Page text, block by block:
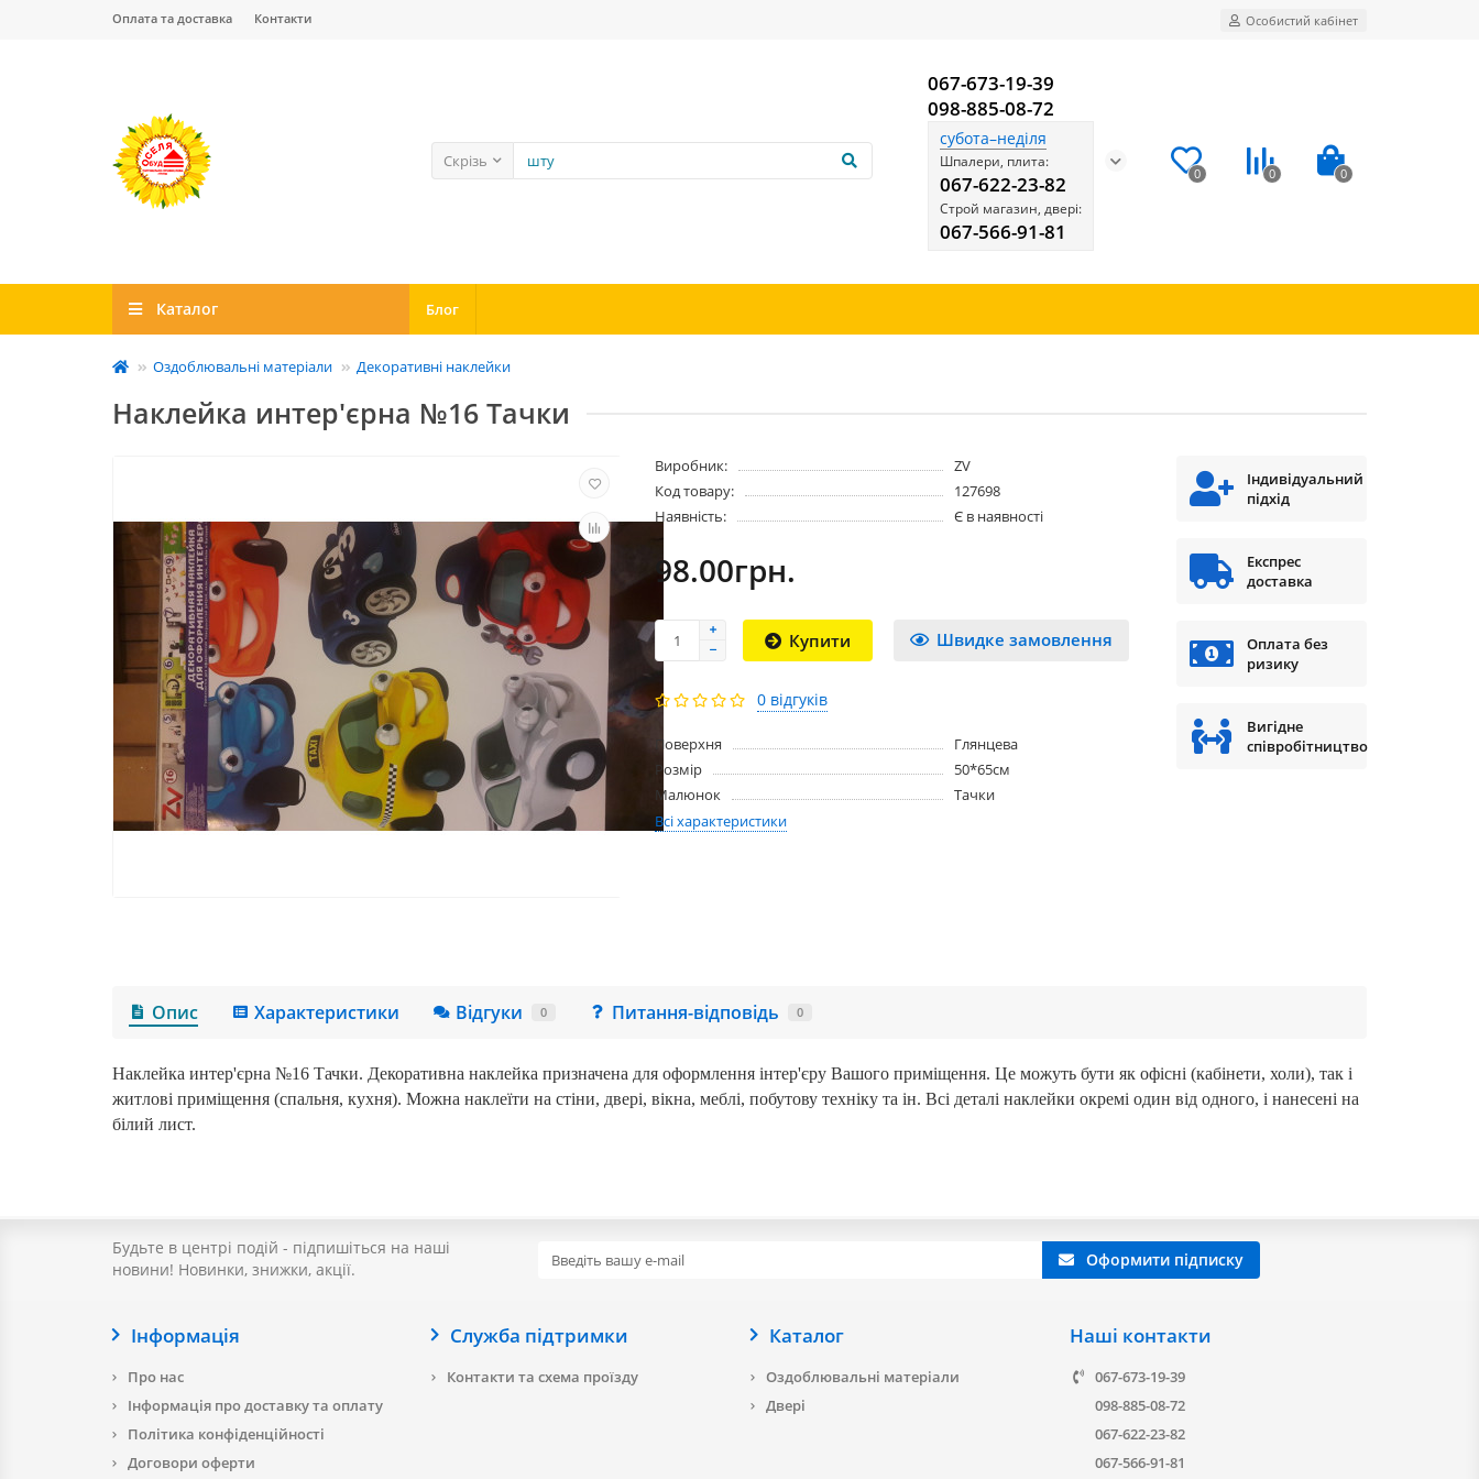
Оплата та доставка Контакти Особистий кабінет
Скрізь
067-673-19-39
098-885-08-72
субота–неділя
Шпалери, плита:
067-622-23-82
Строй магазин, двері:
067-566-91-81
0 0 0
Каталог Блог
Оздоблювальні матеріали Декоративні наклейки
Наклейка интер'єрна №16 Тачки
Виробник:
ZV
Код товару:
127698
Наявність:
Є в наявності
98.00грн.
Купити Швидке замовлення
0 відгуків
Поверхня
Глянцева
Розмір
50*65см
Малюнок
Тачки
Всі характеристики
Індивідуальний
підхід
Експрес
доставка
Оплата без
ризику
Вигідне
співробітництво
Опис Характеристики Відгуки 0 Питання-відповідь 0
Наклейка интер'єрна №16 Тачки. Декоративна наклейка призначена для оформлення інтер'єру Вашого приміщення. Це можуть бути як офісні (кабінети, холи), так і
житлові приміщення (спальня, кухня). Можна наклеїти на стіни, двері, вікна, меблі, побутову техніку та ін. Всі деталі наклейки окремі один від одного, і нанесені на
білий лист.
Будьте в центрі подій - підпишіться на наші
новини! Новинки, знижки, акції.
Оформити підписку
Інформація
Про нас
Інформація про доставку та оплату
Політика конфіденційності
Договори оферти
Служба підтримки
Контакти та схема проїзду
Каталог
Оздоблювальні матеріали
Двері
Наші контакти
067-673-19-39
098-885-08-72
067-622-23-82
067-566-91-81